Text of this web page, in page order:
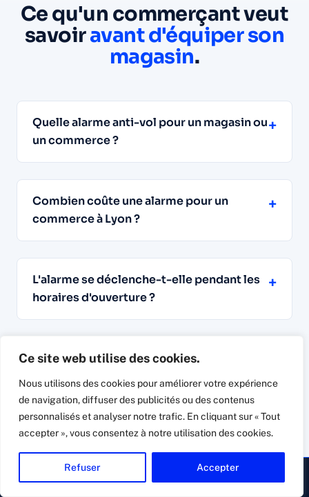
Ce site web utilise des cookies.
Nous utilisons des cookies pour améliorer votre expérience
de navigation, diffuser des publicités ou des contenus
personnalisés et analyser notre trafic. En cliquant sur « Tout
accepter », vous consentez à notre utilisation des cookies.
Refuser Accepter
Ce qu'un commerçant veut
savoiravant d'équiper son
magasin.
Quelle alarme anti-vol pour un magasin ou
un commerce ?
+
Combien coûte une alarme pour un
commerce à Lyon ?
+
L'alarme se déclenche-t-elle pendant les
horaires d'ouverture ?
+
Comment protéger la vitrine et la réserve
d'une boutique ?
Que se passe-t-il quand l'alarme sonne
après la fermeture ?
+